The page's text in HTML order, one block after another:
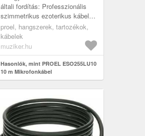
általi fordítás: Professzionális
szimmetrikus ezoterikus kábel
Neutrik XLR 3P
csatlakozóaljzattal - Neutrik XLR
3P dug...
proel, hangszerek, tartozékok,
kábelek
muziker.hu
Hasonlók, mint PROEL ESO255LU10
10 m Mikrofonkábel